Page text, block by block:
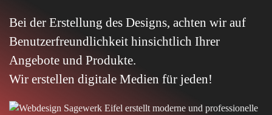
Bei der Erstellung des Designs, achten wir auf
Benutzerfreundlichkeit hinsichtlich Ihrer
Angebote und Produkte.
Wir erstellen digitale Medien für jeden!